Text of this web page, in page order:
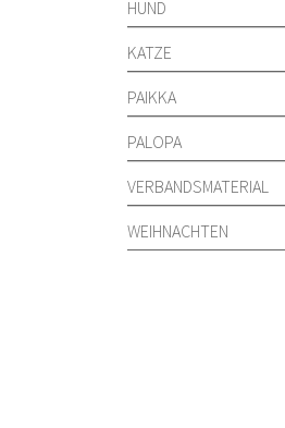
HUND
KATZE
PAIKKA
PALOPA
VERBANDSMATERIAL
WEIHNACHTEN